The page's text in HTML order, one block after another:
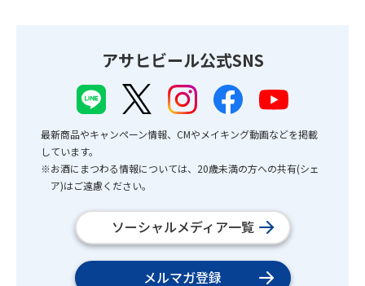
アサヒビール公式SNS
最新商品やキャンペーン情報、CMやメイキング動画などを掲載
しています。
※お酒にまつわる情報については、20歳未満の方への共有(シェ
ア)はご遠慮ください。
ソーシャルメディア一覧
メルマガ登録